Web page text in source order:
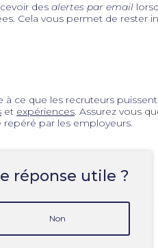
des alertes par email
Cela vous permet de rester
à ce que les recruteurs
et expériences. Assurez vous
par les employeurs.
réponse utile ?
Non